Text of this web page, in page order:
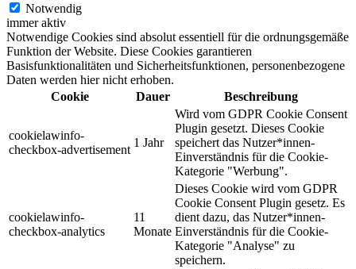
Notwendig
immer aktiv
Notwendige Cookies sind absolut essentiell für die ordnungsgemäße
Funktion der Website. Diese Cookies garantieren
Basisfunktionalitäten und Sicherheitsfunktionen, personenbezogene
Daten werden hier nicht erhoben.
Cookie
Dauer Beschreibung
cookielawinfo-
checkbox-advertisement
1 Jahr
Wird vom GDPR Cookie Consent
Plugin gesetzt. Dieses Cookie
speichert das Nutzer*innen-
Einverständnis für die Cookie-
Kategorie "Werbung".
cookielawinfo-
checkbox-analytics
11
Monate
Dieses Cookie wird vom GDPR
Cookie Consent Plugin gesetz. Es
dient dazu, das Nutzer*innen-
Einverständnis für die Cookie-
Kategorie "Analyse" zu
speichern.